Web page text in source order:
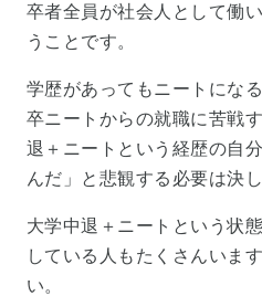
卒者全員が社会人として働
うことです。
学歴があってもニートにな
卒ニートからの就職に苦戦
退＋ニートという経歴の自
んだ」と悲観する必要は決
大学中退＋ニートという状
している人もたくさんいま
い。